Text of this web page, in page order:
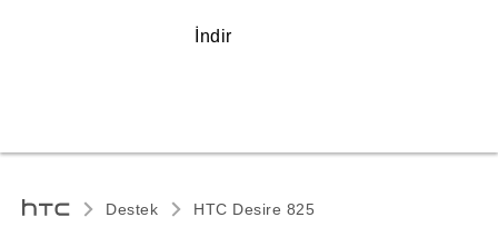
İndir
Destek HTC Desire 825‎